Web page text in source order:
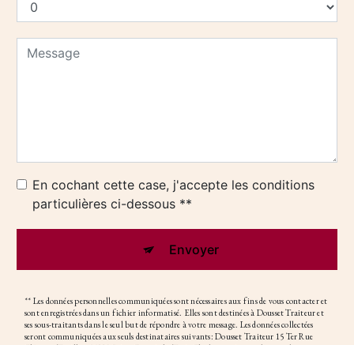
En cochant cette case, j'accepte les conditions
particulières ci-dessous **
Envoyer
** Les données personnelles communiquées sont nécessaires aux fins de vous contacter et
sont enregistrées dans un fichier informatisé. Elles sont destinées à Dousset Traiteur et
ses sous-traitants dans le seul but de répondre à votre message. Les données collectées
seront communiquées aux seuls destinataires suivants: Dousset Traiteur 15 Ter Rue